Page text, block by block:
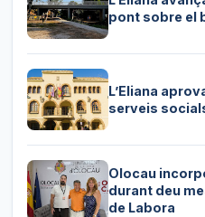
pont sobre el
L’Eliana
serveis
Olocau
durant deu
de Labora